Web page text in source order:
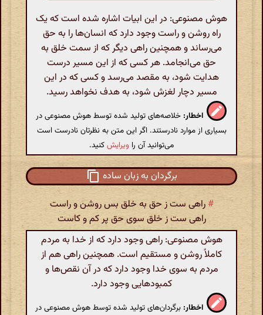
هوش مصنوعی: در این ابیات اشاره شده است که یک
راه روشن و راست وجود دارد که انسان‌ها را به حق
می‌رساند و همچنین راهی دیگر که از سمت خلق به
حق می‌انجامد. هر کسی که از این مسیر درست
هدایت شود، به مقصد می‌رسد و کسی که در این
مسیر دچار لغزش شود، به هدف نخواهد رسید.
اخطار: خلاصه‌های تولید شده توسط هوش مصنوعی در
بسیاری از موارد نادرستند. اگر این متن به نظرتان نادرست است
می‌توانید آن را ویرایشکنید.
برگردان به زبان ساده
# راهی ست ز حق به خلق بس روشن و راست
راهی ست ز خلق سوی حق پر کم و کاست
هوش مصنوعی: راهی وجود دارد که از خدا به مردم
کاملاً روشن و مستقیم است. همچنین راهی هم از
مردم به سوی خدا وجود دارد که در آن نقص‌ها و
کمبودهایی وجود دارد.
اخطار: برگردان‌های تولید شده توسط هوش مصنوعی در